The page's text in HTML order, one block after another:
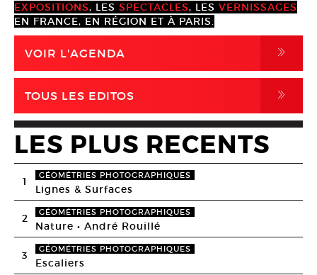
EXPOSITIONS, LES SPECTACLES, LES VERNISSAGES
EN FRANCE, EN RÉGION ET À PARIS.
VOIR L'AGENDA ,
TOUS LES EDITOS ,
LES PLUS RECENTS
1 GÉOMÉTRIES PHOTOGRAPHIQUES
Lignes & Surfaces
2 GÉOMÉTRIES PHOTOGRAPHIQUES
Nature • André Rouillé
3 GÉOMÉTRIES PHOTOGRAPHIQUES
Escaliers